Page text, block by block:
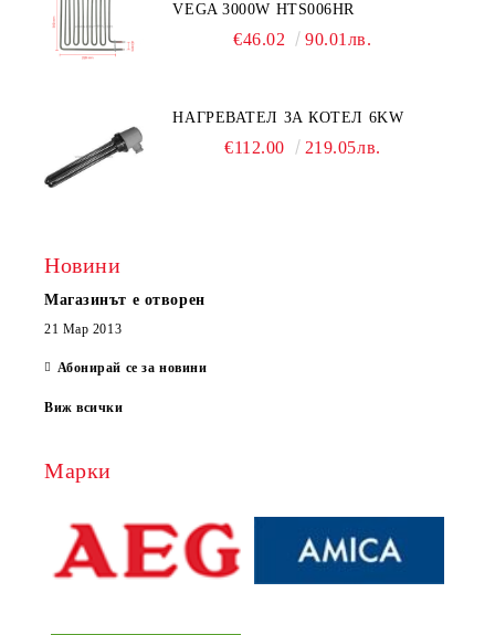
VEGA 3000W HTS006HR
€46.02 90.01лв.
НАГРЕВАТЕЛ ЗА КОТЕЛ 6KW
€112.00 219.05лв.
Новини
Магазинът е отворен
21 Мар 2013
Абонирай се за новини
Виж всички
Марки